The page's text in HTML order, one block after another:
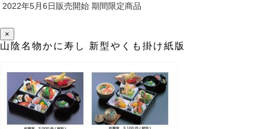
2022年5月6日販売開始 期間限定商品
×
山陰名物かに寿し 新型やくも掛け紙版